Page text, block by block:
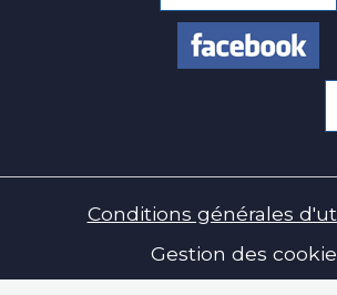
Conditions générales
Gestion des